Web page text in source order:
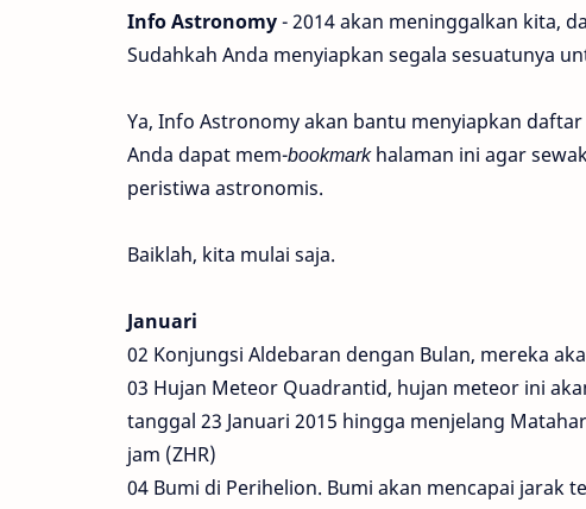
Info Astronomy- 2014 akan meninggalkan kita,
Sudahkah Anda menyiapkan segala sesuatunya
Ya, Info Astronomy akan bantu menyiapkan
Anda dapat mem-bookmarkhalaman ini agar
peristiwa astronomis.
Baiklah, kita mulai saja.
Januari
02 Konjungsi Aldebaran dengan Bulan, mereka
03 Hujan Meteor Quadrantid, hujan meteor ini
tanggal 23 Januari 2015 hingga menjelang
jam (ZHR)
04 Bumi di Perihelion. Bumi akan mencapai jarak